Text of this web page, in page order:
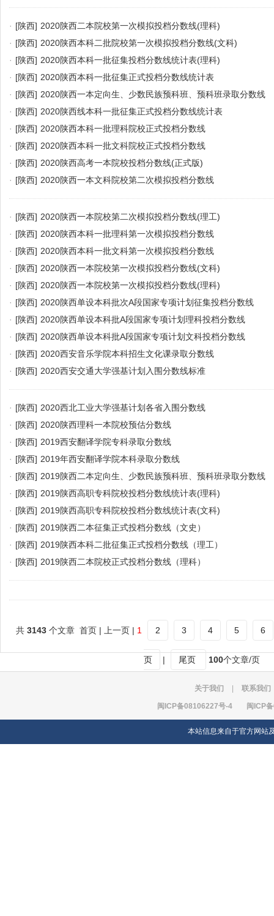
· [陕西] 2020陕西二本院校第一次模拟投档分数线(理科)
· [陕西] 2020陕西本科二批院校第一次模拟投档分数线(文科)
· [陕西] 2020陕西本科一批征集投档分数线统计表(理科)
· [陕西] 2020陕西本科一批征集正式投档分数线统计表
· [陕西] 2020陕西一本定向生、少数民族预科班、预科班录取分数线
· [陕西] 2020陕西线本科一批征集正式投档分数线统计表
· [陕西] 2020陕西本科一批理科院校正式投档分数线
· [陕西] 2020陕西本科一批文科院校正式投档分数线
· [陕西] 2020陕西高考一本院校投档分数线(正式版)
· [陕西] 2020陕西一本文科院校第二次模拟投档分数线
· [陕西] 2020陕西一本院校第二次模拟投档分数线(理工)
· [陕西] 2020陕西本科一批理科第一次模拟投档分数线
· [陕西] 2020陕西本科一批文科第一次模拟投档分数线
· [陕西] 2020陕西一本院校第一次模拟投档分数线(文科)
· [陕西] 2020陕西一本院校第一次模拟投档分数线(理科)
· [陕西] 2020陕西单设本科批次A段国家专项计划征集投档分数线
· [陕西] 2020陕西单设本科批A段国家专项计划理科投档分数线
· [陕西] 2020陕西单设本科批A段国家专项计划文科投档分数线
· [陕西] 2020西安音乐学院本科招生文化课录取分数线
· [陕西] 2020西安交通大学强基计划入围分数线标准
· [陕西] 2020西北工业大学强基计划各省入围分数线
· [陕西] 2020陕西理科一本院校预估分数线
· [陕西] 2019西安翻译学院专科录取分数线
· [陕西] 2019年西安翻译学院本科录取分数线
· [陕西] 2019陕西二本定向生、少数民族预科班、预科班录取分数线
· [陕西] 2019陕西高职专科院校投档分数线统计表(理科)
· [陕西] 2019陕西高职专科院校投档分数线统计表(文科)
· [陕西] 2019陕西二本征集正式投档分数线（文史）
· [陕西] 2019陕西本科二批征集正式投档分数线（理工）
· [陕西] 2019陕西二本院校正式投档分数线（理科）
共 3143 个文章 首页 | 上一页 | 1 2 3 4 5 6
页 | 尾页 100个文章/页
关于我们 联系我们
闽ICP备08106227号-4 闽ICP
本站信息来自于官方网站